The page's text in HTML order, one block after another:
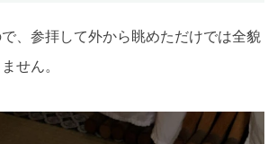
、参拝して外から眺めただけでは全貌
せん。